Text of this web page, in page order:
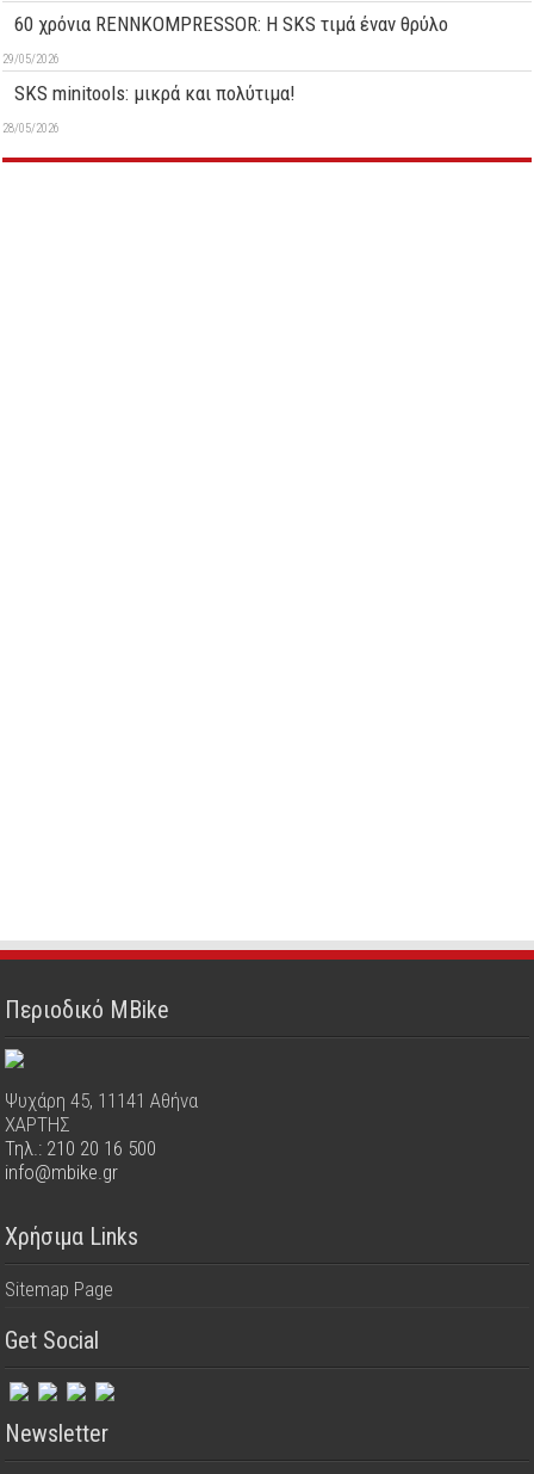
60 χρόνια RENNKOMPRESSOR: Η SKS τιμά έναν θρύλο
29/05/2026
SKS minitools: μικρά και πολύτιμα!
28/05/2026
Περιοδικό MBike
Ψυχάρη 45, 11141 Αθήνα
ΧΑΡΤΗΣ
Τηλ.: 210 20 16 500
info@mbike.gr
Χρήσιμα Links
Sitemap Page
Get Social
Newsletter